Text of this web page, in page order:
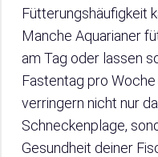
Fütterungshäufigkeit
Manche Aquarianer
am Tag oder lassen
Fastentag pro
verringern nicht nur
Schneckenplage,
Gesundheit deiner